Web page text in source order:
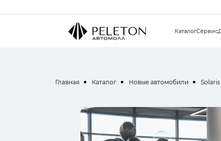
КаталогСервис
Главная Каталог Новые автомобили Solaris